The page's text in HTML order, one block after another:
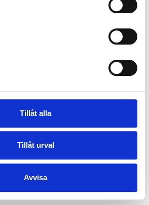
Tillåt alla
Tillåt urval
Avvisa